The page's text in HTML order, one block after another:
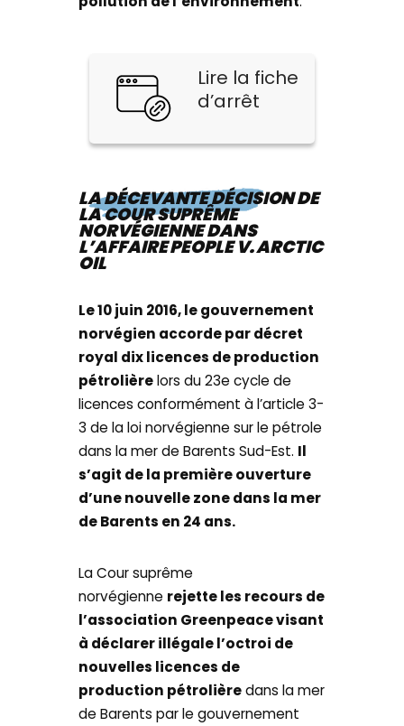
Lire la fiche
d’arrêt
LA DÉCEVANTE DÉCISION DE
LA COUR SUPRÊME
NORVÉGIENNE DANS
L’AFFAIRE PEOPLE V. ARCTIC
OIL
Le 10 juin 2016, le gouvernement
norvégien accorde par décret
royal dix licences de production
pétrolièrelors du 23e cycle de
licences conformément à l’article 3-
3 de la loi norvégienne sur le pétrole
dans la mer de Barents Sud-Est. Il
s’agit de la première ouverture
d’une nouvelle zone dans la mer
de Barents en 24 ans.
La Cour suprême
norvégienne rejette les recours de
l’association Greenpeace visant
à déclarer illégale l’octroi de
nouvelles licences de
production pétrolièredans la mer
de Barents par le gouvernement